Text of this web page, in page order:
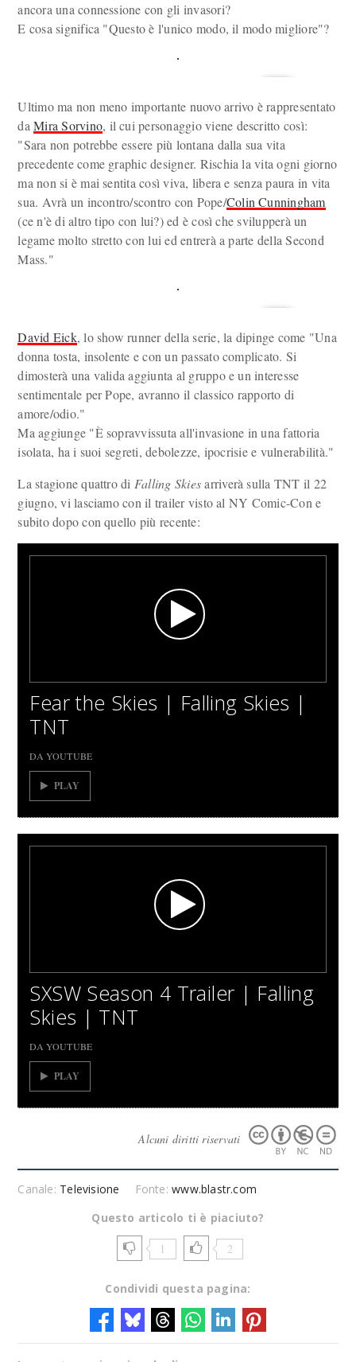
ancora una connessione con gli invasori?
E cosa significa "Questo è l'unico modo, il modo migliore"?
Ultimo ma non meno importante nuovo arrivo è rappresentato
daMira Sorvino, il cui personaggio viene descritto così:
"Sara non potrebbe essere più lontana dalla sua vita
precedente come graphic designer. Rischia la vita ogni giorno
ma non si è mai sentita così viva, libera e senza paura in vita
sua. Avrà un incontro/scontro con Pope/Colin Cunningham
(ce n'è di altro tipo con lui?) ed è così che svilupperà un
legame molto stretto con lui ed entrerà a parte della Second
Mass."
David Eick, lo show runner della serie, la dipinge come "Una
donna tosta, insolente e con un passato complicato. Si
dimosterà una valida aggiunta al gruppo e un interesse
sentimentale per Pope, avranno il classico rapporto di
amore/odio."
Ma aggiunge "È sopravvissuta all'invasione in una fattoria
isolata, ha i suoi segreti, debolezze, ipocrisie e vulnerabilità."
La stagione quattro di Falling Skiesarriverà sulla TNT il 22
giugno, vi lasciamo con il trailer visto al NY Comic-Con e
subito dopo con quello più recente:
Fear the Skies | Falling Skies |
TNT
DA YOUTUBE
PLAY
SXSW Season 4 Trailer | Falling
Skies | TNT
DA YOUTUBE
PLAY
Alcuni diritti riservati
Canale: Televisione Fonte:www.blastr.com
Questo articolo ti è piaciuto?
1 2
Condividi questa pagina: